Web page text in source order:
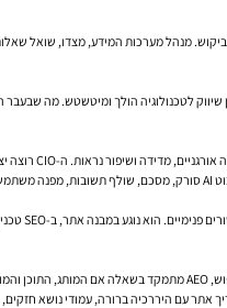
עם היררכיה ברורה, עמודי נושא